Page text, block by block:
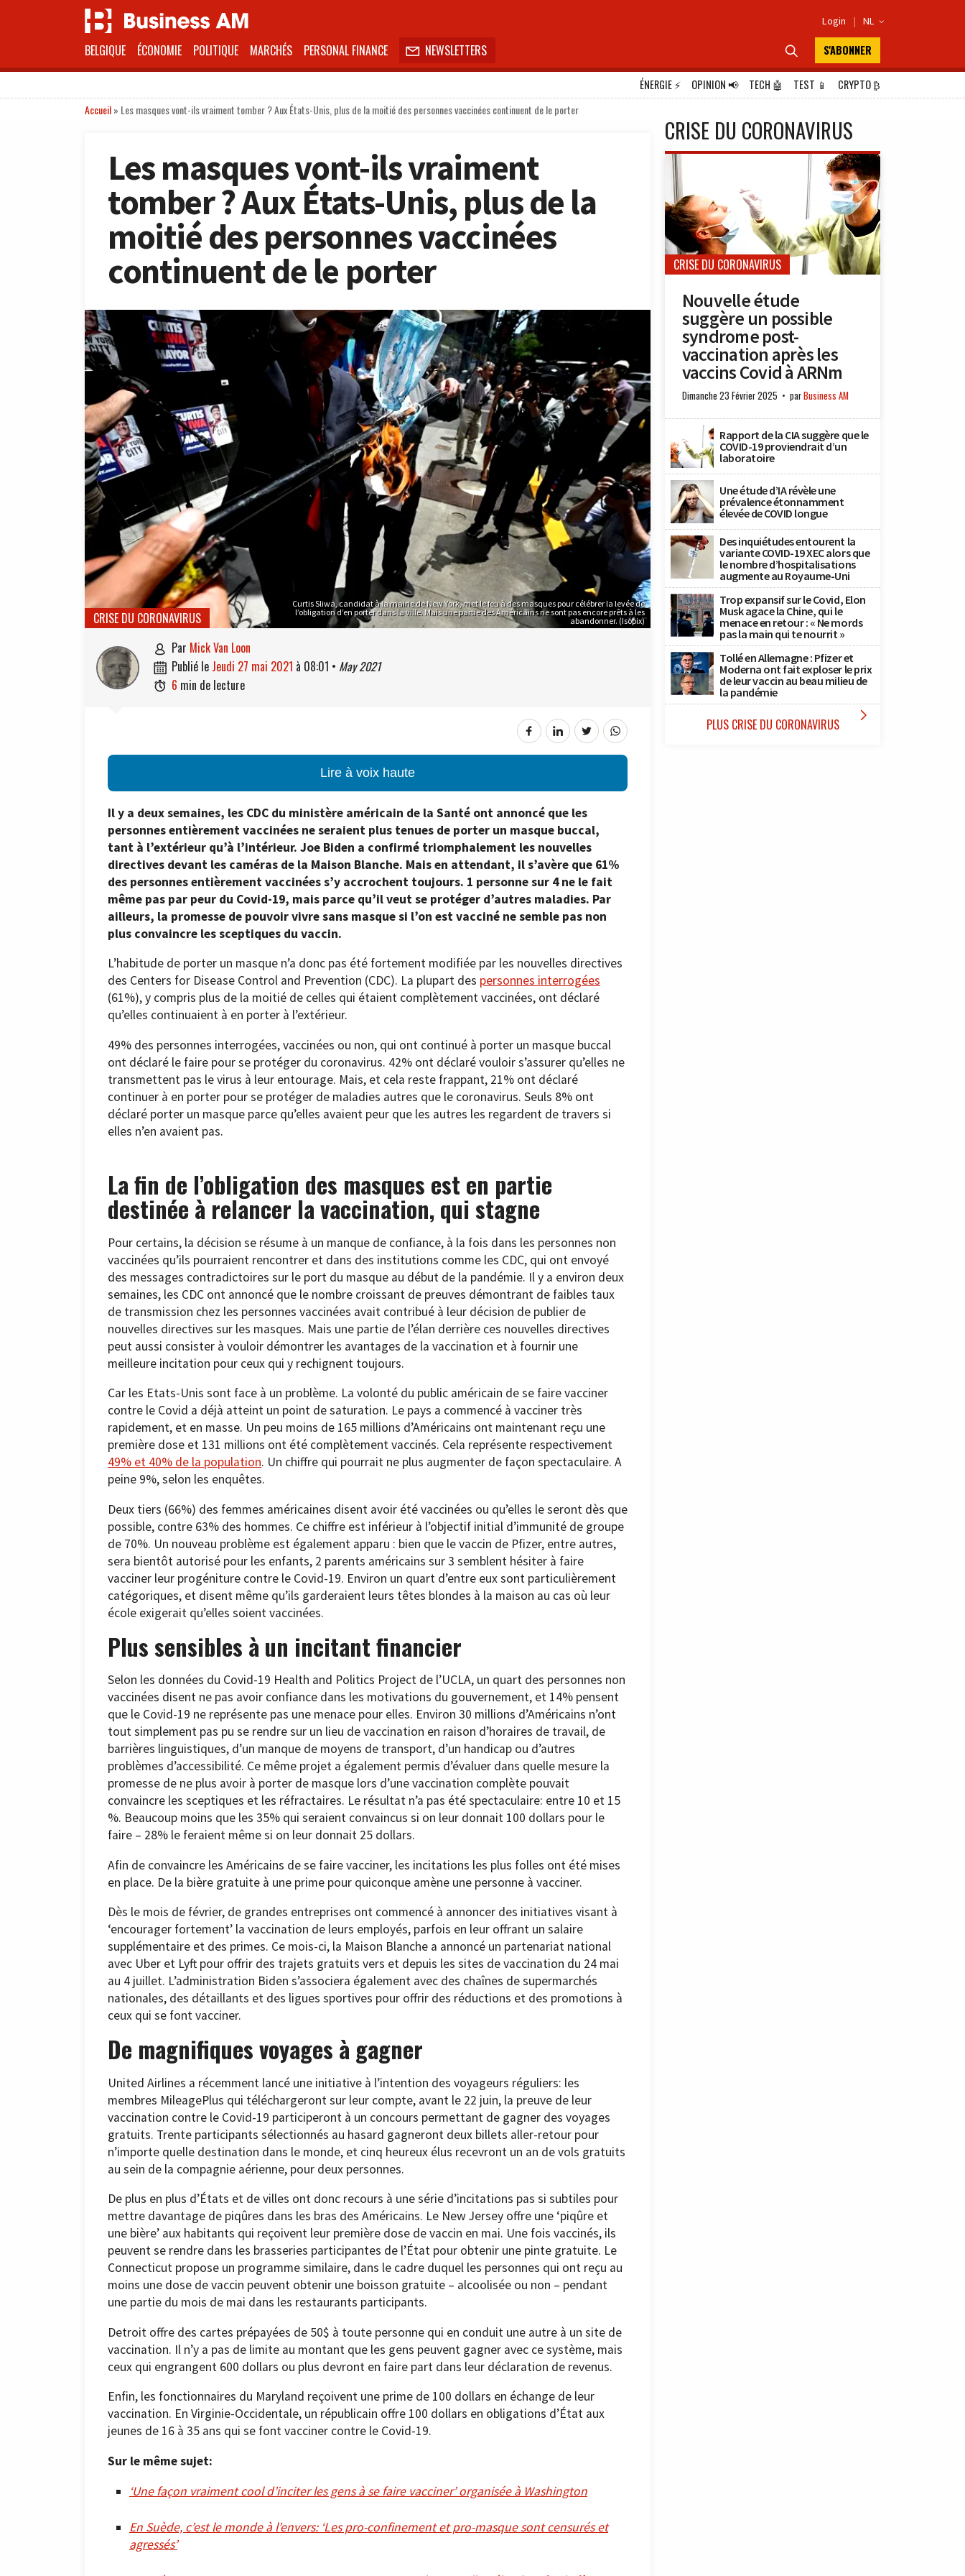
Login | NL 
BELGIQUE ÉCONOMIE POLITIQUE MARCHÉS PERSONAL FINANCE  NEWSLETTERS  S'ABONNER
ÉNERGIE⚡ OPINION📢 TECH 🤖 TEST 📱 CRYPTO₿
Accueil» Les masques vont-ils vraiment tomber ? Aux États-Unis, plus de la moitié des personnes vaccinées continuent de le porter
Les masques vont-ils vraiment
tomber ? Aux États-Unis, plus de la
moitié des personnes vaccinées
continuent de le porter
Curtis Sliwa, candidat à la mairie de New York, met le feu à des masques pour célébrer la levée de
l’obligation d’en porter dans la ville. Mais une partie des Américains ne sont pas encore prêts à les
abandonner. (Isopix)
CRISE DU CORONAVIRUS
 par Mick Van Loon
 publié le jeudi 27 mai 2021 à 08:01 • May 2021
 6 min de lecture
Lire à voix haute
Il y a deux semaines, les CDC du ministère américain de la Santé ont annoncé que les
personnes entièrement vaccinées ne seraient plus tenues de porter un masque buccal,
tant à l’extérieur qu’à l’intérieur. Joe Biden a confirmé triomphalement les nouvelles
directives devant les caméras de la Maison Blanche. Mais en attendant, il s’avère que 61%
des personnes entièrement vaccinées s’y accrochent toujours. 1 personne sur 4 ne le fait
même pas par peur du Covid-19, mais parce qu’il veut se protéger d’autres maladies. Par
ailleurs, la promesse de pouvoir vivre sans masque si l’on est vacciné ne semble pas non
plus convaincre les sceptiques du vaccin.
L’habitude de porter un masque n’a donc pas été fortement modifiée par les nouvelles directives
des Centers for Disease Control and Prevention (CDC). La plupart des personnes interrogées
(61%), y compris plus de la moitié de celles qui étaient complètement vaccinées, ont déclaré
qu’elles continuaient à en porter à l’extérieur.
49% des personnes interrogées, vaccinées ou non, qui ont continué à porter un masque buccal
ont déclaré le faire pour se protéger du coronavirus. 42% ont déclaré vouloir s’assurer qu’elles ne
transmettent pas le virus à leur entourage. Mais, et cela reste frappant, 21% ont déclaré
continuer à en porter pour se protéger de maladies autres que le coronavirus. Seuls 8% ont
déclaré porter un masque parce qu’elles avaient peur que les autres les regardent de travers si
elles n’en avaient pas.
La fin de l’obligation des masques est en partie
destinée à relancer la vaccination, qui stagne
Pour certains, la décision se résume à un manque de confiance, à la fois dans les personnes non
vaccinées qu’ils pourraient rencontrer et dans des institutions comme les CDC, qui ont envoyé
des messages contradictoires sur le port du masque au début de la pandémie. Il y a environ deux
semaines, les CDC ont annoncé que le nombre croissant de preuves démontrant de faibles taux
de transmission chez les personnes vaccinées avait contribué à leur décision de publier de
nouvelles directives sur les masques. Mais une partie de l’élan derrière ces nouvelles directives
peut aussi consister à vouloir démontrer les avantages de la vaccination et à fournir une
meilleure incitation pour ceux qui y rechignent toujours.
Car les Etats-Unis sont face à un problème. La volonté du public américain de se faire vacciner
contre le Covid a déjà atteint un point de saturation. Le pays a commencé à vacciner très
rapidement, et en masse. Un peu moins de 165 millions d’Américains ont maintenant reçu une
première dose et 131 millions ont été complètement vaccinés. Cela représente respectivement
49% et 40% de la population. Un chiffre qui pourrait ne plus augmenter de façon spectaculaire. A
peine 9%, selon les enquêtes.
Deux tiers (66%) des femmes américaines disent avoir été vaccinées ou qu’elles le seront dès que
possible, contre 63% des hommes. Ce chiffre est inférieur à l’objectif initial d’immunité de groupe
de 70%. Un nouveau problème est également apparu : bien que le vaccin de Pfizer, entre autres,
sera bientôt autorisé pour les enfants, 2 parents américains sur 3 semblent hésiter à faire
vacciner leur progéniture contre le Covid-19. Environ un quart d’entre eux sont particulièrement
catégoriques, et disent même qu’ils garderaient leurs têtes blondes à la maison au cas où leur
école exigerait qu’elles soient vaccinées.
Plus sensibles à un incitant financier
Selon les données du Covid-19 Health and Politics Project de l’UCLA, un quart des personnes non
vaccinées disent ne pas avoir confiance dans les motivations du gouvernement, et 14% pensent
que le Covid-19 ne représente pas une menace pour elles. Environ 30 millions d’Américains n’ont
tout simplement pas pu se rendre sur un lieu de vaccination en raison d’horaires de travail, de
barrières linguistiques, d’un manque de moyens de transport, d’un handicap ou d’autres
problèmes d’accessibilité. Ce même projet a également permis d’évaluer dans quelle mesure la
promesse de ne plus avoir à porter de masque lors d’une vaccination complète pouvait
convaincre les sceptiques et les réfractaires. Le résultat n’a pas été spectaculaire: entre 10 et 15
%. Beaucoup moins que les 35% qui seraient convaincus si on leur donnait 100 dollars pour le
faire – 28% le feraient même si on leur donnait 25 dollars.
Afin de convaincre les Américains de se faire vacciner, les incitations les plus folles ont été mises
en place. De la bière gratuite à une prime pour quiconque amène une personne à vacciner.
Dès le mois de février, de grandes entreprises ont commencé à annoncer des initiatives visant à
‘encourager fortement’ la vaccination de leurs employés, parfois en leur offrant un salaire
supplémentaire et des primes. Ce mois-ci, la Maison Blanche a annoncé un partenariat national
avec Uber et Lyft pour offrir des trajets gratuits vers et depuis les sites de vaccination du 24 mai
au 4 juillet. L’administration Biden s’associera également avec des chaînes de supermarchés
nationales, des détaillants et des ligues sportives pour offrir des réductions et des promotions à
ceux qui se font vacciner.
De magnifiques voyages à gagner
United Airlines a récemment lancé une initiative à l’intention des voyageurs réguliers: les
membres MileagePlus qui téléchargeront sur leur compte, avant le 22 juin, la preuve de leur
vaccination contre le Covid-19 participeront à un concours permettant de gagner des voyages
gratuits. Trente participants sélectionnés au hasard gagneront deux billets aller-retour pour
n’importe quelle destination dans le monde, et cinq heureux élus recevront un an de vols gratuits
au sein de la compagnie aérienne, pour deux personnes.
De plus en plus d’États et de villes ont donc recours à une série d’incitations pas si subtiles pour
mettre davantage de piqûres dans les bras des Américains. Le New Jersey offre une ‘piqûre et
une bière’ aux habitants qui reçoivent leur première dose de vaccin en mai. Une fois vaccinés, ils
peuvent se rendre dans les brasseries participantes de l’État pour obtenir une pinte gratuite. Le
Connecticut propose un programme similaire, dans le cadre duquel les personnes qui ont reçu au
moins une dose de vaccin peuvent obtenir une boisson gratuite – alcoolisée ou non – pendant
une partie du mois de mai dans les restaurants participants.
Detroit offre des cartes prépayées de 50$ à toute personne qui en conduit une autre à un site de
vaccination. Il n’y a pas de limite au montant que les gens peuvent gagner avec ce système, mais
ceux qui engrangent 600 dollars ou plus devront en faire part dans leur déclaration de revenus.
Enfin, les fonctionnaires du Maryland reçoivent une prime de 100 dollars en échange de leur
vaccination. En Virginie-Occidentale, un républicain offre 100 dollars en obligations d’État aux
jeunes de 16 à 35 ans qui se font vacciner contre le Covid-19.
Sur le même sujet:
‘Une façon vraiment cool d’inciter les gens à se faire vacciner’ organisée à Washington
En Suède, c’est le monde à l’envers: ‘Les pro-confinement et pro-masque sont censurés et
agressés’
CRISE DU CORONAVIRUS
CRISE DU CORONAVIRUS
Nouvelle étude
suggère un possible
syndrome post-
vaccination après les
vaccins Covid à ARNm
Dimanche 23 Février 2025 parBusiness AM
Rapport de la CIA suggère que le
COVID-19 proviendrait d’un
laboratoire
Une étude d’IA révèle une
prévalence étonnamment
élevée de COVID longue
Des inquiétudes entourent la
variante COVID-19 XEC alors que
le nombre d’hospitalisations
augmente au Royaume-Uni
Trop expansif sur le Covid, Elon
Musk agace la Chine, qui le
menace en retour : « Ne mords
pas la main qui te nourrit »
Tollé en Allemagne : Pfizer et
Moderna ont fait exploser le prix
de leur vaccin au beau milieu de
la pandémie
PLUS CRISE DU CORONAVIRUS 